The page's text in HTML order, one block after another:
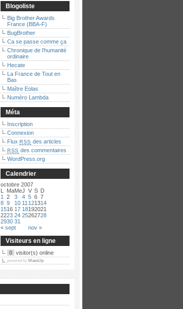
Blogoliste
Big Brother Awards
France (BBA-F)
BugBrother
Ca se passe comme ça
Chronique de l’humanité
ordinaire
Hecate
La France de Tout en
Bas
Maître Eolas
Numéro Lambda
Méta
Inscription
Connexion
Flux RSS des articles
RSS des commentaires
WordPress.org
Calendrier
octobre 2007
L
MaMeJ V S D
« sept nov »
1 2 3 4 5 6 7
8 9 10 11 121314
1516 17 18192021
2223 24 25262728
2930 31
Visiteurs en ligne
0 visitor(s) online
powered by WassUp